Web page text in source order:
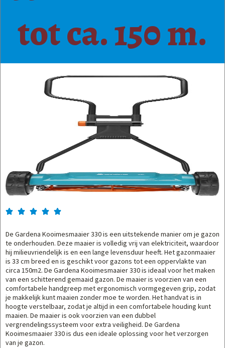
tot ca. 150 m.
    
De Gardena Kooimesmaaier 330 is een uitstekende manier om je gazon
te onderhouden. Deze maaier is volledig vrij van elektriciteit, waardoor
hij milieuvriendelijk is en een lange levensduur heeft. Het gazonmaaier
is 33 cm breed en is geschikt voor gazons tot een oppervlakte van
circa 150m2. De Gardena Kooimesmaaier 330 is ideaal voor het maken
van een schitterend gemaaid gazon. De maaier is voorzien van een
comfortabele handgreep met ergonomisch vormgegeven grip, zodat
je makkelijk kunt maaien zonder moe te worden. Het handvat is in
hoogte verstelbaar, zodat je altijd in een comfortabele houding kunt
maaien. De maaier is ook voorzien van een dubbel
vergrendelingssysteem voor extra veiligheid. De Gardena
Kooimesmaaier 330 is dus een ideale oplossing voor het verzorgen
van je gazon.